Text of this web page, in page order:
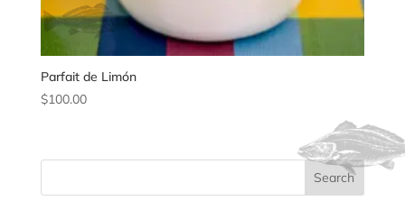
Parfait de Limón
$100.00